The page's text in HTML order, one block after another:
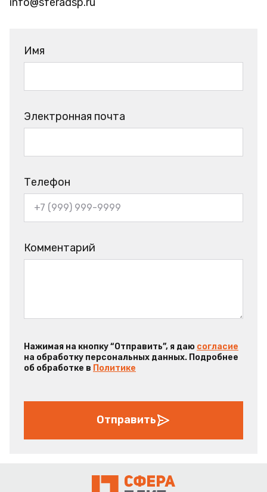
Имя
Электронная почта
Телефон
Комментарий
Нажимая на кнопку “Отправить”, я даю согласие
на обработку персональных данных. Подробнее
об обработке в Политике
Отправить